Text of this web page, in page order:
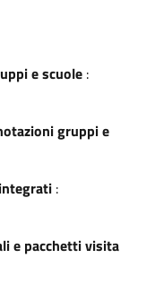
e scuole :
gruppi e
:
e pacchetti visita